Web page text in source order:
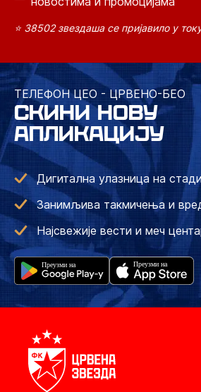
⭐ 38502 звездаша се пријавило у
ТЕЛЕФОН ЦЕО - ЦРВЕНО-БЕО
СКИНИ НОВУ
АПЛИКАЦИЈУ
Дигитална улазница на
Занимљива такмичења и
Најсвежије вести и меч